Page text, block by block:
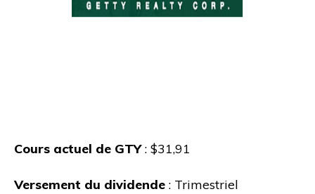
Cours actuel de GTY: $31,91
Versement du dividende : Trimestriel